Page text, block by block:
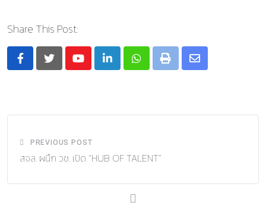
Share This Post:
YoutubeLinkedInWhatsapp
Print
Share
PREVIOUS POST
สจล. ผนึก วช. เปิด “HUB OF TALENT”